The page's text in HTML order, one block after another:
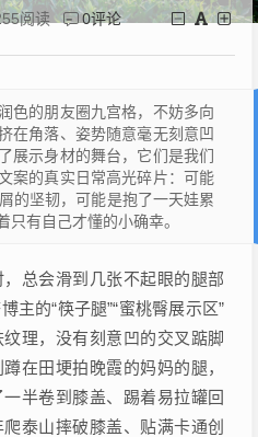
阅读 0评论
色的朋友圈九宫格，不妨多向
角落、姿势随意毫无刻意凹
展示身材的舞台，它们是我们
案的真实日常高光碎片：可能
的坚韧，可能是抱了一天娃累
只有自己才懂的小确幸。
总会滑到几张不起眼的腿部
的“筷子腿”“蜜桃臀展示区”
理，没有刻意凹的交叉踮脚
在田埂拍晚霞的妈妈的腿，
半卷到膝盖、踢着易拉罐回
泰山摔破膝盖、贴满卡通创